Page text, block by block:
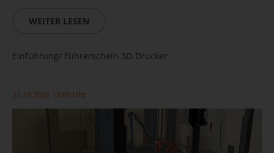
WEITER LESEN
Einführung/ Führerschein 3D-Drucker
22.10.2026 15:00 Uhr